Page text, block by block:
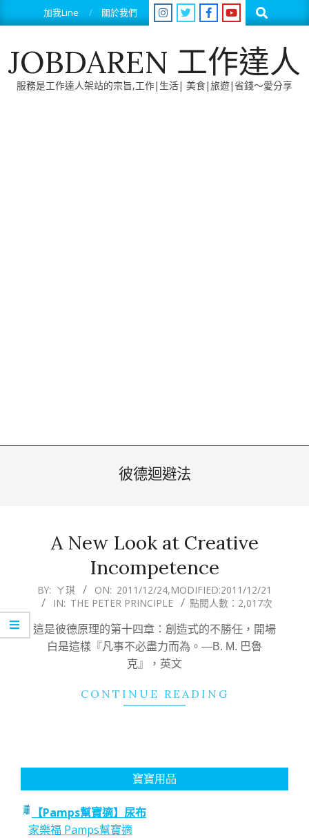
to
加我Line 關於我們 Search
JOBDAREN 工作達人
服務是工作達人架站的宗旨,工作|生活| 美食|旅遊|省錢～愛分享
彼德迴避法
A New Look at Creative
Incompetence
2011-
12-
24
BY: ㄚ琪 ON: 2011/12/24,MODIFIED:2011/12/21
IN: THE PETER PRINCIPLE 點閱人數：2,017次
這是彼德原理的第十四章：創造式的不勝任，開場
白是這樣『凡事不必盡力而為。—B. M. 巴魯
克』，英文
CONTINUE READING
寶寶用品
【Pamps幫寶適】尿布
家樂福 Pamps幫寶適